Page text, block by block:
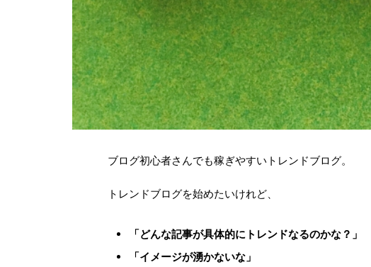
ブログ初心者さんでも稼ぎやすいトレンドブログ。
トレンドブログを始めたいけれど、
「どんな記事が具体的にトレンドなるのかな？」
「イメージが湧かないな」